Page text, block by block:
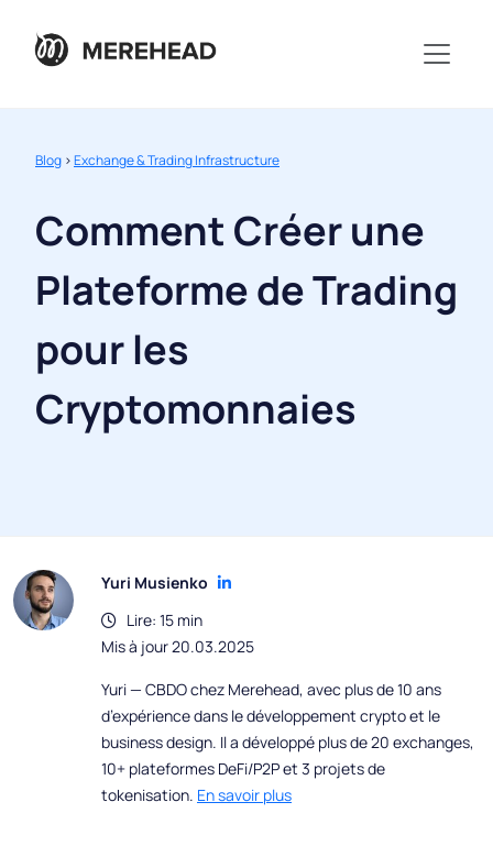
Blog >Exchange & Trading Infrastructure
Comment Créer une
Plateforme de Trading
pour les
Cryptomonnaies
Yuri Musienko
Lire: 15 min
Mis à jour 20.03.2025
Yuri — CBDO chez Merehead, avec plus de 10 ans
d’expérience dans le développement crypto et le
business design. Il a développé plus de 20 exchanges,
10+ plateformes DeFi/P2P et 3 projets de
tokenisation. En savoir plus